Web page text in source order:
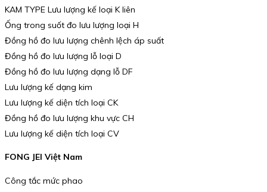
KAM TYPE Lưu lượng kế loại K liên
Ống trong suốt đo lưu lượng loại H
Đồng hồ đo lưu lượng chênh lệch áp suất
Đồng hồ đo lưu lượng lỗ loại D
Đồng hồ đo lưu lượng dạng lỗ DF
Lưu lượng kế dạng kim
Lưu lượng kế diện tích loại CK
Đồng hồ đo lưu lượng khu vực CH
Lưu lượng kế diện tích loại CV
FONG JEI Việt Nam
Công tắc mức phao